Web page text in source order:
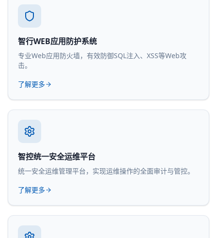
智行WEB应用防护系统
专业Web应用防火墙，有效防御SQL注入、XSS等Web攻
击。
了解更多
智控统一安全运维平台
统一安全运维管理平台，实现运维操作的全面审计与管控。
了解更多